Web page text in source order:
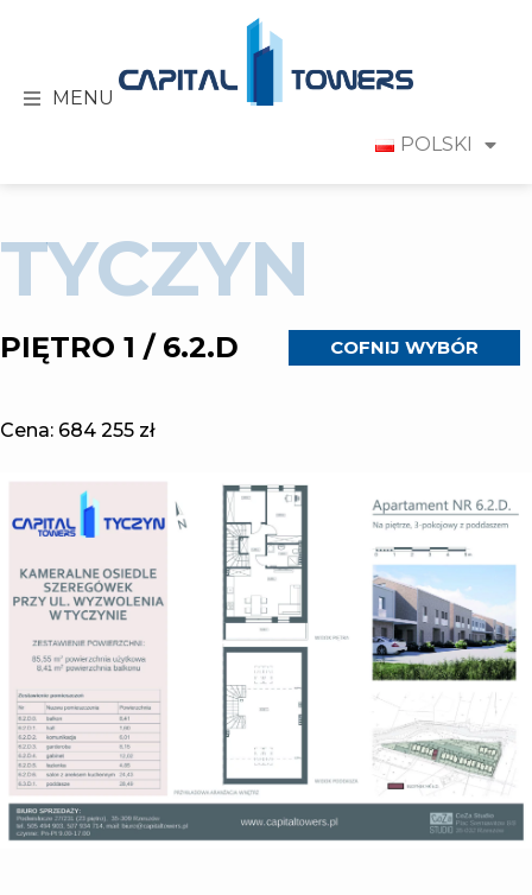
MENU
POLSKI
TYCZYN
PIĘTRO 1 / 6.2.D COFNIJ WYBÓR
Cena: 684 255 zł